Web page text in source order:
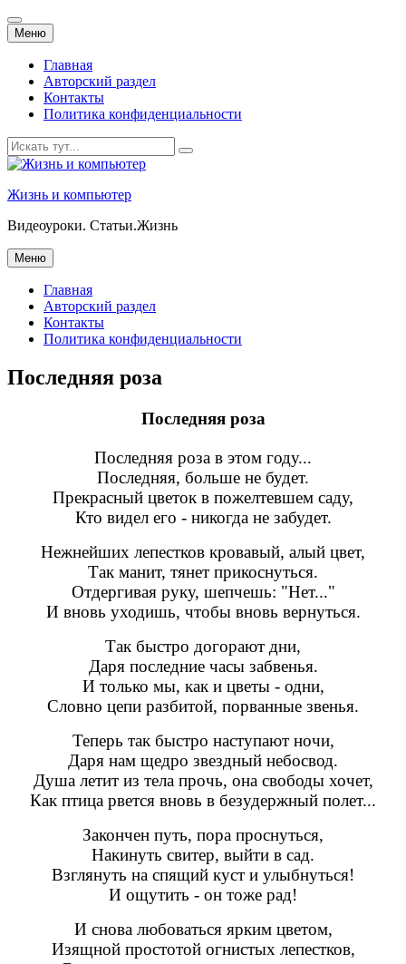
Меню Перейти
к
содержанию
Главная
Авторский раздел
Контакты
Политика конфиденциальности
Искать:
Жизнь и компьютер
Видеоуроки. Статьи.Жизнь
Меню Перейти
к
содержанию
Главная
Авторский раздел
Контакты
Политика конфиденциальности
Последняя роза
Последняя роза
Последняя роза в этом году...
Последняя, больше не будет.
Прекрасный цветок в пожелтевшем саду,
Кто видел его - никогда не забудет.
Нежнейших лепестков кровавый, алый цвет,
Так манит, тянет прикоснуться.
Отдергивая руку, шепчешь: "Нет..."
И вновь уходишь, чтобы вновь вернуться.
Так быстро догорают дни,
Даря последние часы забвенья.
И только мы, как и цветы - одни,
Словно цепи разбитой, порванные звенья.
Теперь так быстро наступают ночи,
Даря нам щедро звездный небосвод.
Душа летит из тела прочь, она свободы хочет,
Как птица рвется вновь в безудержный полет...
Закончен путь, пора проснуться,
Накинуть свитер, выйти в сад.
Взглянуть на спящий куст и улыбнуться!
И ощутить - он тоже рад!
И снова любоваться ярким цветом,
Изящной простотой огнистых лепестков,